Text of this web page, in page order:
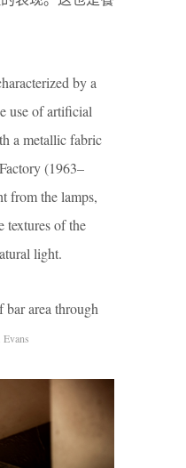
by a
use of artificial
a metallic fabric
(1963–
from the lamps,
textures of the
light.
area through